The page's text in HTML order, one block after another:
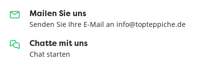
Mailen Sie uns
Senden Sie Ihre E-Mail an info@topteppiche.de
Chatte mit uns
Chat starten